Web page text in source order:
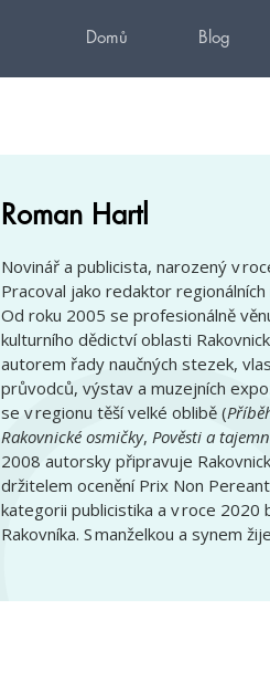
Domů Blog
Roman Hartl
Novinář a publicista, narozený v
Pracoval jako redaktor regionálních
Od roku 2005 se profesionálně
kulturního dědictví oblasti
autorem řady naučných stezek,
průvodců, výstav a muzejních
se v regionu těší velké oblibě (
Rakovnické osmičky, Pověsti a
2008 autorsky připravuje
držitelem ocenění Prix Non
kategorii publicistika a v roce
Rakovníka. S manželkou a synem